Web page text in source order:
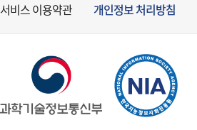
서비스 이용약관 개인정보 처리방침